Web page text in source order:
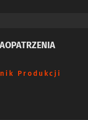
Produkcji